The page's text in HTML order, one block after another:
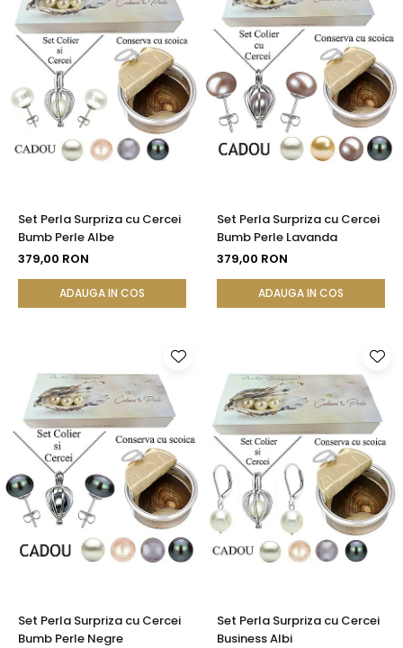
Set Perla Surpriza cu Cercei
Bumb Perle Albe
379,00 RON
ADAUGA IN COS
Set Perla Surpriza cu Cercei
Bumb Perle Lavanda
379,00 RON
ADAUGA IN COS
Set Perla Surpriza cu Cercei
Bumb Perle Negre
Set Perla Surpriza cu Cercei
Business Albi